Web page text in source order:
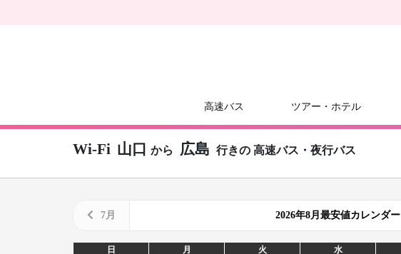
高速バス ツアー・ホテル
Wi-Fi 山口 から 広島 行きの 高速バス・夜行バス
7月 2026年8月最安値カレンダー
日 月 火 水